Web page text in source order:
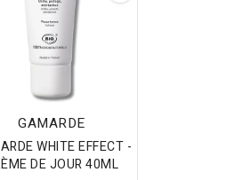
GAMARDE
WHITE EFFECT -
CRÈME DE JOUR 40ML